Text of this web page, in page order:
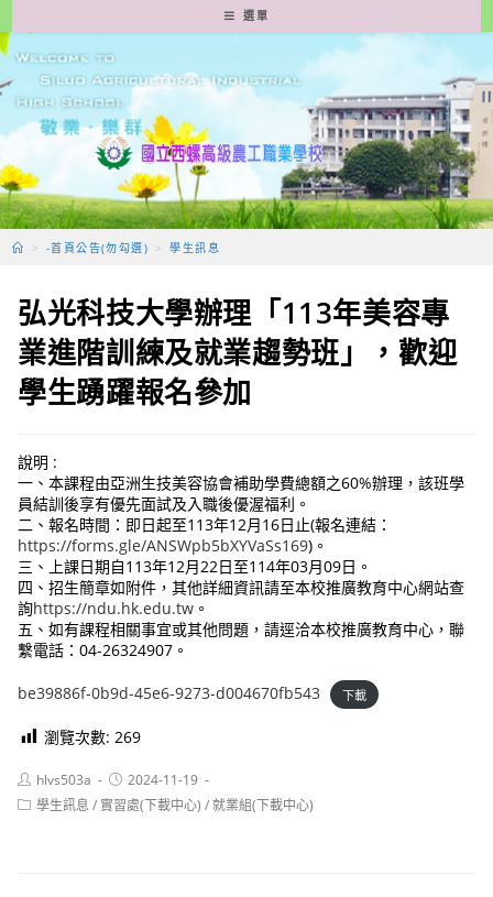
轉
至
要
容
選單
> -首頁公告(勿勾選) > 學生訊息
弘光科技大學辦理「113年美容專
業進階訓練及就業趨勢班」，歡迎
學生踴躍報名參加
說明 :
一、本課程由亞洲生技美容協會補助學費總額之60%辦理，該班學
員結訓後享有優先面試及入職後優渥福利。
二、報名時間：即日起至113年12月16日止(報名連結：
https://forms.gle/ANSWpb5bXYVaSs169)。
三、上課日期自113年12月22日至114年03月09日。
四、招生簡章如附件，其他詳細資訊請至本校推廣教育中心網站查
詢https://ndu.hk.edu.tw 。
五、如有課程相關事宜或其他問題，請逕洽本校推廣教育中心，聯
繫電話：04-26324907。
be39886f-0b9d-45e6-9273-d004670fb543 下載
瀏覽次數: 269
Post
author:
hlvs503a
Post
published:
2024-11-19
Post學生訊息 / 實習處(下載中心) /就業組(下載中心)